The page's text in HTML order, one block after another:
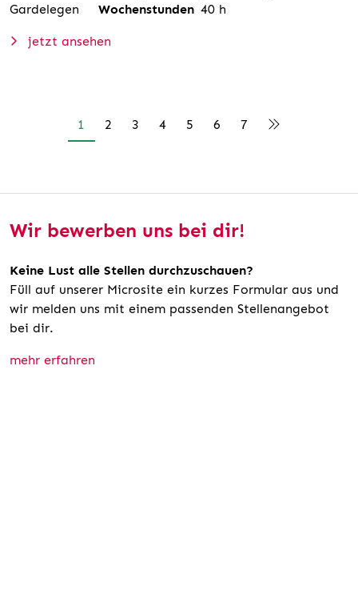
Gardelegen
Wochenstunden 40 h
jetzt ansehen
1 2 3 4 5 6 7
Wir bewerben uns bei dir!
Keine Lust alle Stellen durchzuschauen?
Füll auf unserer Microsite ein kurzes Formular aus und
wir melden uns mit einem passenden Stellenangebot
bei dir.
mehr erfahren